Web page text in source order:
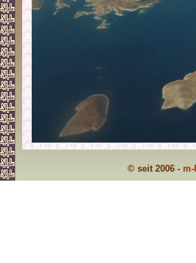
© seit 2006 -